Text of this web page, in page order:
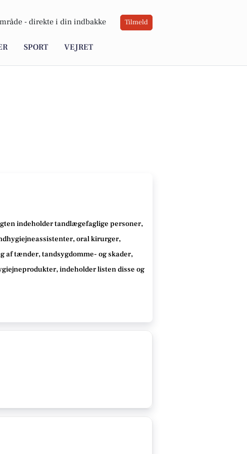
- direkte i din indbakke Tilmeld
SPORT VEJRET
indeholder tandlægefaglige personer,
oral kirurger,
af tænder, tandsygdomme- og skader,
, indeholder listen disse og